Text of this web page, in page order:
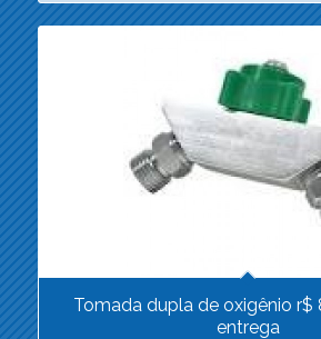
Tomada dupla de oxigênio r$
entrega